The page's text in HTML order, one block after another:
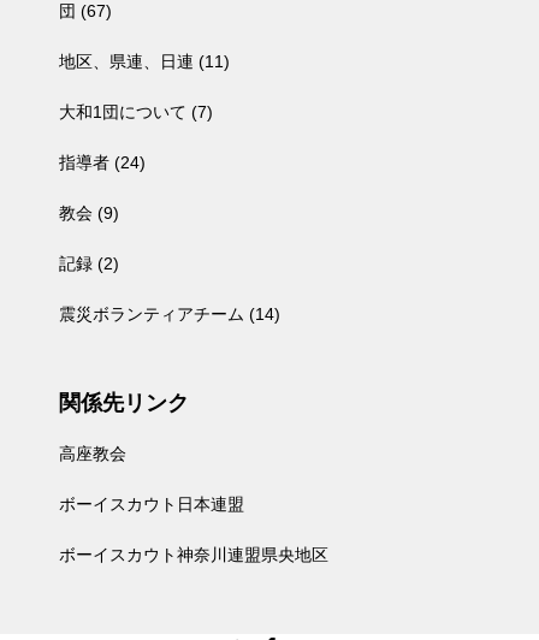
団 (67)
地区、県連、日連 (11)
大和1団について (7)
指導者 (24)
教会 (9)
記録 (2)
震災ボランティアチーム (14)
関係先リンク
高座教会
ボーイスカウト日本連盟
ボーイスカウト神奈川連盟県央地区